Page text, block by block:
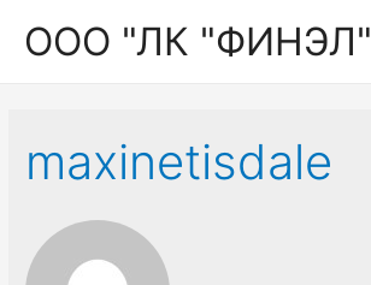
ООО "ЛК "ФИНЭЛ"
maxinetisdale